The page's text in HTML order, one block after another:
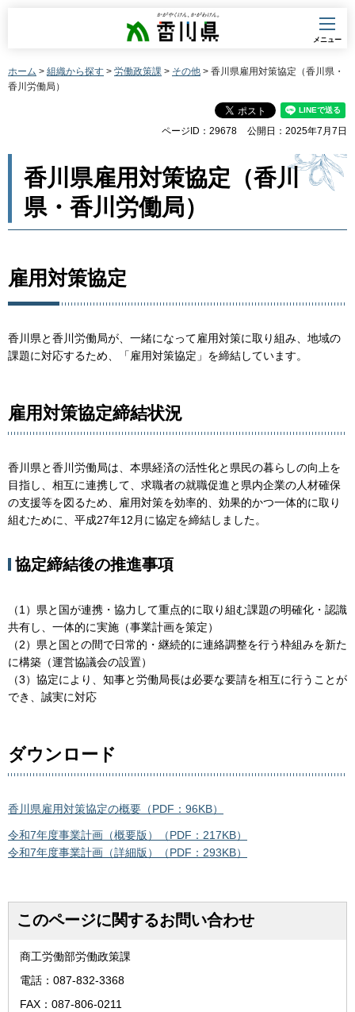
香川県
メニュー
ホーム > 組織から探す > 労働政策課 > その他 > 香川県雇用対策協定（香川県・
香川労働局）
ページID：29678 公開日：2025年7月7日
香川県雇用対策協定（香川
県・香川労働局）
雇用対策協定
香川県と香川労働局が、一緒になって雇用対策に取り組み、地域の
課題に対応するため、「雇用対策協定」を締結しています。
雇用対策協定締結状況
香川県と香川労働局は、本県経済の活性化と県民の暮らしの向上を
目指し、相互に連携して、求職者の就職促進と県内企業の人材確保
の支援等を図るため、雇用対策を効率的、効果的かつ一体的に取り
組むために、平成27年12月に協定を締結しました。
協定締結後の推進事項
（1）県と国が連携・協力して重点的に取り組む課題の明確化・認識
共有し、一体的に実施（事業計画を策定）
（2）県と国との間で日常的・継続的に連絡調整を行う枠組みを新た
に構築（運営協議会の設置）
（3）協定により、知事と労働局長は必要な要請を相互に行うことが
でき、誠実に対応
ダウンロード
香川県雇用対策協定の概要（PDF：96KB）
令和7年度事業計画（概要版）（PDF：217KB）
令和7年度事業計画（詳細版）（PDF：293KB）
このページに関するお問い合わせ
商工労働部労働政策課
電話：087-832-3368
FAX：087-806-0211